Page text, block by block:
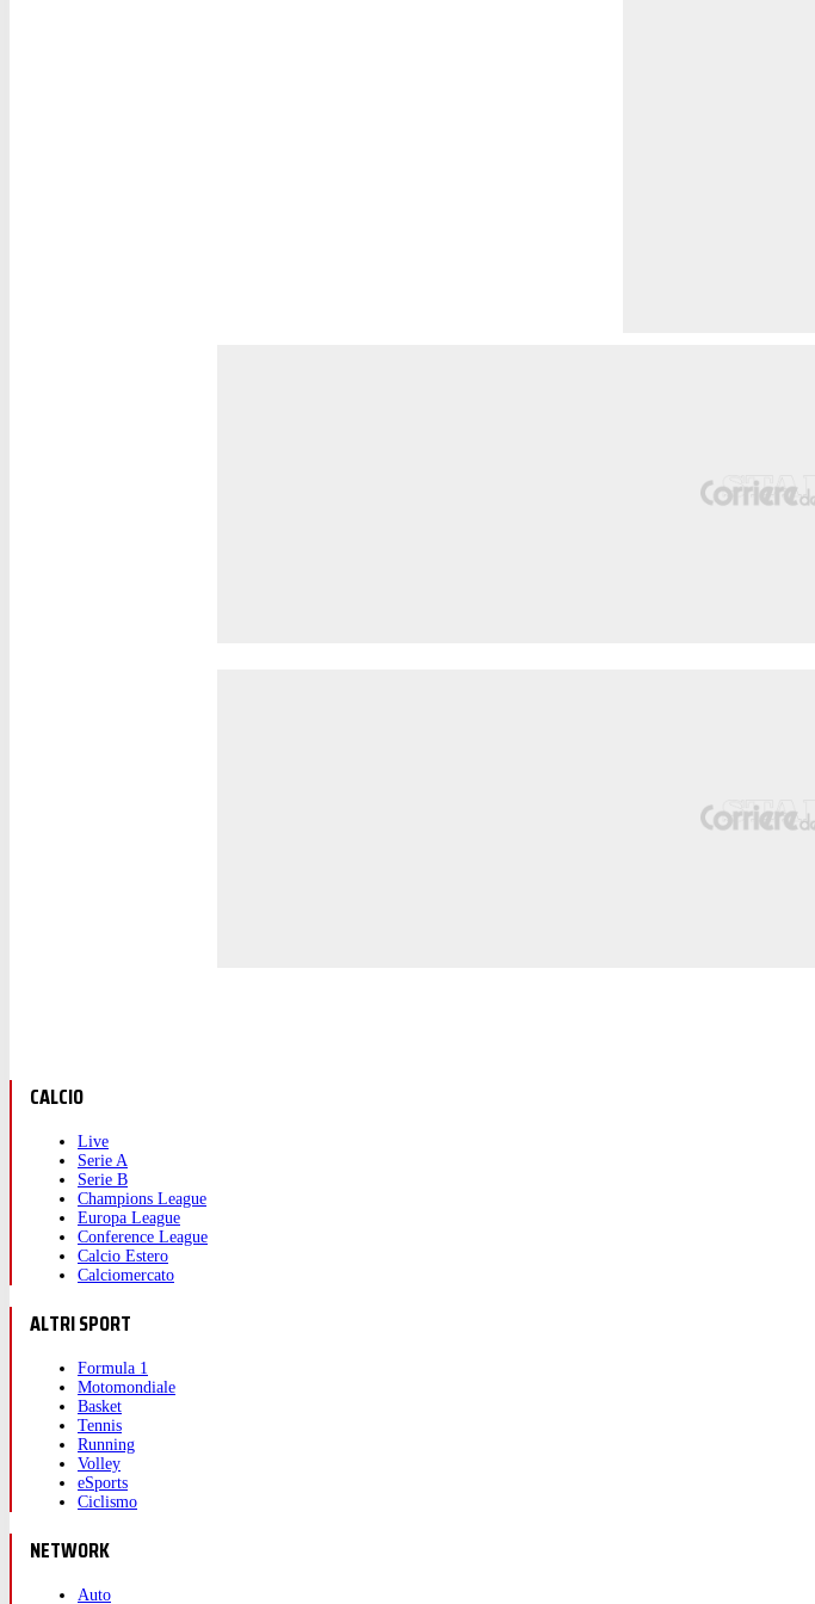
CALCIO
Live
Serie A
Serie B
Champions League
Europa League
Conference League
Calcio Estero
Calciomercato
ALTRI SPORT
Formula 1
Motomondiale
Basket
Tennis
Running
Volley
eSports
Ciclismo
NETWORK
Auto